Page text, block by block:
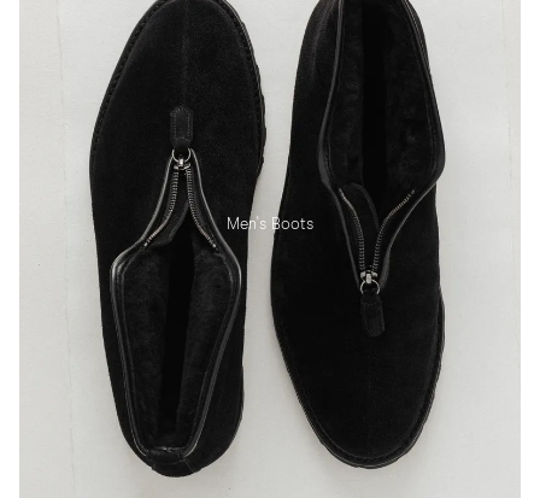
Men's Boots